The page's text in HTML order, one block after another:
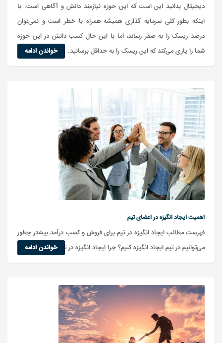
دیجیتال بدانید این است که این حوزه نیازمند دانش و آگاهی است. با
اینکه بطور کلی سرمایه گذاری همیشه همراه با خطر است و نمی‌توان
درصد ریسک را به صفر رساند، اما با این حال کسب دانش در این حوزه
شما را یاری می‌کند که این ریسک را به حداقل برسانید.
خواندن ادامه
اهمیت ایجاد انگیزه در اعضای تیم
فهرست مطالب ایجاد انگیزه در تیم برای فروش و کسب درآمد بیشتر چطور
‌می‌توانیم در تیم ایجاد انگیزه کنیم؟ ‌چرا ایجاد انگیزه در تیم مهم است؟
خواندن ادامه